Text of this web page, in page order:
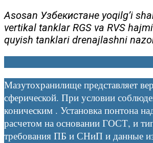
Asosan Узбекистане yoqilg’i
vertikal tanklar RGS va RVS
quyish tanklari drenajlashni
Мазутохранилище представляет
сферической. При условии
коническим . Установка понтона
расчетом на основании ГОСТ, и
требования ПБ и СНиП и данные из